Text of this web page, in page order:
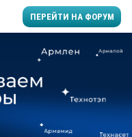
ПЕРЕЙТИ НА ФОРУМ
Вакуум-формовочные